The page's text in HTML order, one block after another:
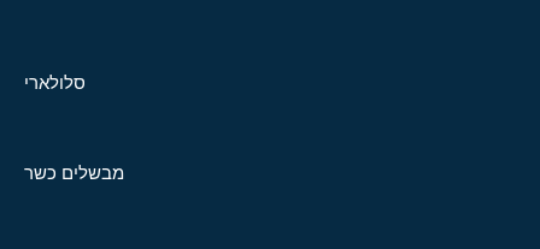
סלולארי
מבשלים כשר